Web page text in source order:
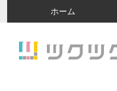
ホーム